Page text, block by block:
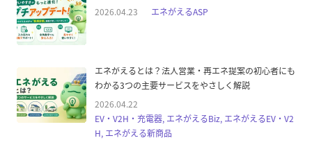
2026.04.23
エネがえるASP
エネがえるとは？法人営業・再エネ提案の初心者にも
わかる3つの主要サービスをやさしく解説
2026.04.22
EV・V2H・充電器, エネがえるBiz, エネがえるEV・V2
H, エネがえる新商品